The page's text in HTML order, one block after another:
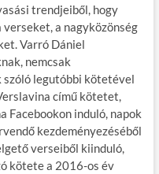
trendjeiből, hogy
a nagyközönség
Varró Dániel
nemcsak
legutóbbi kötetével
című kötetet,
Facebookon induló, napok
kezdeményezéséből
verseiből kiinduló,
kötete a 2016-os év